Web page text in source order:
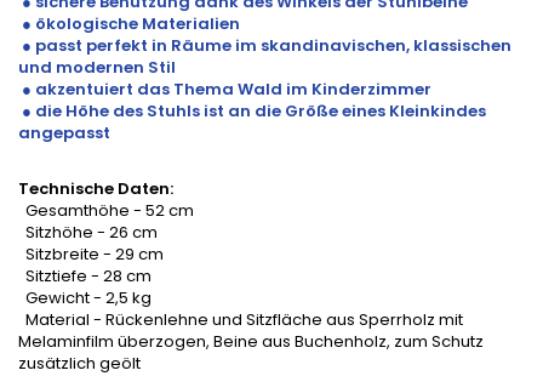
● ökologische Materialien
● passt perfekt in Räume im skandinavischen, klassischen
und modernen Stil
● akzentuiert das Thema Wald im Kinderzimmer
● die Höhe des Stuhls ist an die Größe eines Kleinkindes
angepasst
Technische Daten:
Gesamthöhe - 52 cm
Sitzhöhe - 26 cm
Sitzbreite - 29 cm
Sitztiefe - 28 cm
Gewicht - 2,5 kg
Material - Rückenlehne und Sitzfläche aus Sperrholz mit
Melaminfilm überzogen, Beine aus Buchenholz, zum Schutz
zusätzlich geölt